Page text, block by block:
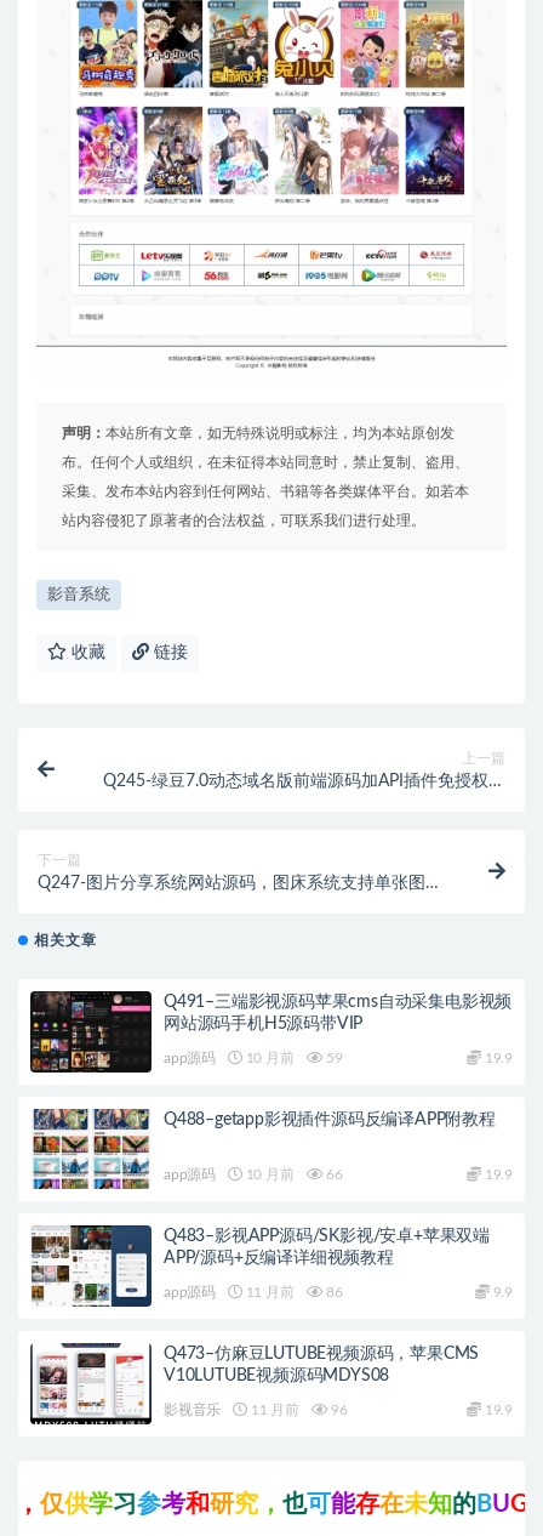
声明： 本站所有文章，如无特殊说明或标注，均为本站原创发
布。任何个人或组织，在未征得本站同意时，禁止复制、盗用、
采集、发布本站内容到任何网站、书籍等各类媒体平台。如若本
站内容侵犯了原著者的合法权益，可联系我们进行处理。
影音系统
收藏 链接
上一篇
Q245-绿豆7.0动态域名版前端源码加API插件免授权开
下一篇
Q247-图片分享系统网站源码，图床系统支持单张图片
相关文章
Q491–三端影视源码苹果cms自动采集电影视频
网站源码手机H5源码带VIP
app源码 10 月前 59 19.9
Q488–getapp影视插件源码反编译APP附教程
app源码 10 月前 66 19.9
Q483–影视APP源码/SK影视/安卓+苹果双端
APP/源码+反编译详细视频教程
app源码 11 月前 86 9.9
Q473–仿麻豆LUTUBE视频源码，苹果CMS
V10LUTUBE视频源码MDYS08
影视音乐 11 月前 96 19.9
供学习参考和研究，也 可能存在未知的BUG与瑕